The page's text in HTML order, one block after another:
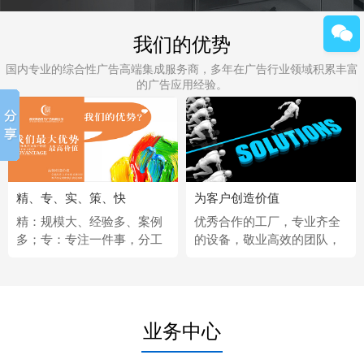
我们的优势
国内专业的综合性广告高端集成服务商，多年在广告行业领域积累丰富
的广告应用经验。
精、专、实、策、快
精：规模大、经验多、案例
多；专：专注一件事，分工
为客户创造价值
优秀合作的工厂，专业齐全
的设备，敬业高效的团队，
业务中心